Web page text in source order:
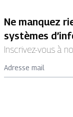
Ne manquez
systèmes
Inscrivez-vous à
Adresse mail